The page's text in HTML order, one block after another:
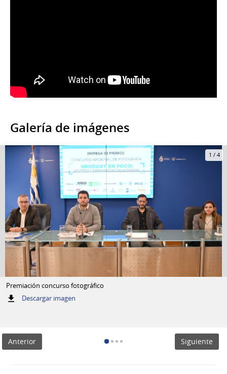
Galería de imágenes
1 / 4
Premiación concurso fotográfico
Descargar imagen:
Anterior
Siguiente